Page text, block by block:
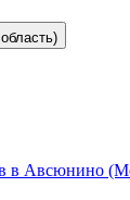
в Авсюнино